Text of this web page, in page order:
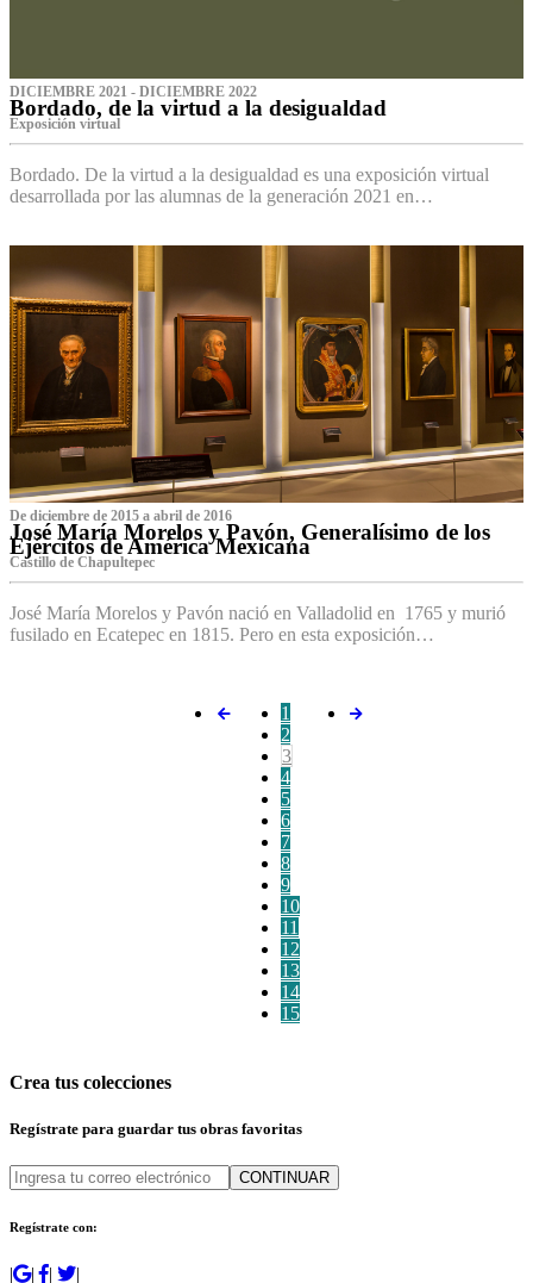
DICIEMBRE 2021 - DICIEMBRE 2022
Bordado, de la virtud a la desigualdad
Exposición virtual‌
Bordado. De la virtud a la desigualdad es una exposición virtual
desarrollada por las alumnas de la generación 2021 en…
De diciembre de 2015 a abril de 2016
José María Morelos y Pavón, Generalísimo de los
Ejércitos de América Mexicana
C‌astillo de Chapultepec
José María Morelos y Pavón nació en Valladolid en 1765 y murió
fusilado en Ecatepec en 1815. Pero en esta exposición…
1
2
3
4
5
6
7
8
9
10
11
12
13
14
15
Crea tus colecciones
Regístrate para guardar tus obras favoritas
CONTINUAR
Regístrate con:
| | | |